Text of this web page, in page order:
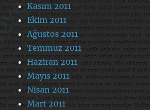
Kasım 2011
Ekim 2011
Ağustos 2011
Temmuz 2011
Haziran 2011
Mayıs 2011
Nisan 2011
Mart 2011